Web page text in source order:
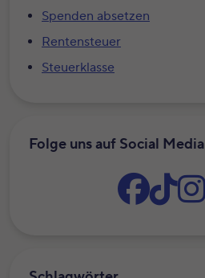
Spenden absetzen
Rentensteuer
Steuerklasse
Folge uns auf Social Media